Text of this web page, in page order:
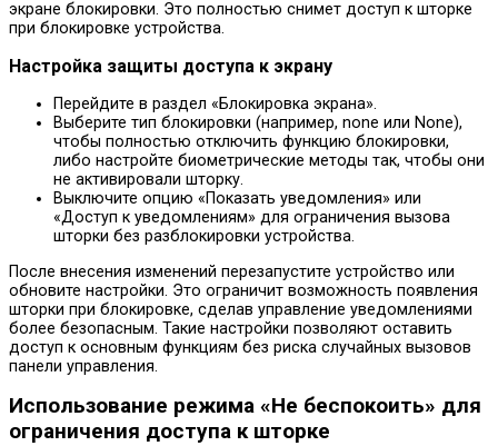
экране блокировки. Это полностью снимет доступ к шторке
при блокировке устройства.
Настройка защиты доступа к экрану
Перейдите в раздел «Блокировка экрана».
Выберите тип блокировки (например, none или None),
чтобы полностью отключить функцию блокировки,
либо настройте биометрические методы так, чтобы они
не активировали шторку.
Выключите опцию «Показать уведомления» или
«Доступ к уведомлениям» для ограничения вызова
шторки без разблокировки устройства.
После внесения изменений перезапустите устройство или
обновите настройки. Это ограничит возможность появления
шторки при блокировке, сделав управление уведомлениями
более безопасным. Такие настройки позволяют оставить
доступ к основным функциям без риска случайных вызовов
панели управления.
Использование режима «Не беспокоить» для
ограничения доступа к шторке